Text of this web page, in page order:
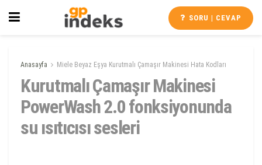
SORU | CEVAP
Anasayfa Miele Beyaz Eşya Kurutmalı Çamaşır Makinesi Hata Kodları
Kurutmalı Çamaşır Makinesi
PowerWash 2.0 fonksiyonunda
su ısıtıcısı sesleri